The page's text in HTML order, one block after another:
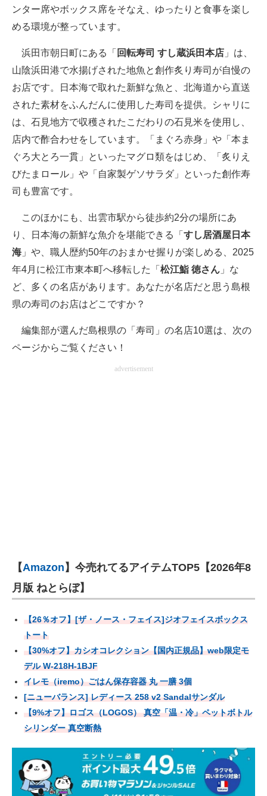
ンター席やボックス席をそなえ、ゆったりと食事を楽し
める環境が整っています。
浜田市朝日町にある「 回転寿司 すし蔵浜田本店 」は、
山陰浜田港で水揚げされた地魚と創作炙り寿司が自慢の
お店です。日本海で取れた新鮮な魚と、北海道から直送
された素材をふんだんに使用した寿司を提供。シャリに
は、石見地方で収穫されたこだわりの石見米を使用し、
店内で酢合わせをしています。「まぐろ赤身」や「本ま
ぐろ大とろ一貫」といったマグロ類をはじめ、「炙りえ
びたまロール」や「自家製ゲソサラダ」といった創作寿
司も豊富です。
このほかにも、出雲市駅から徒歩約2分の場所にあ
り、日本海の新鮮な魚介を堪能できる「 すし居酒屋日本
海 」や、職人歴約50年のおまかせ握りが楽しめる、2025
年4月に松江市東本町へ移転した「 松江鮨 徳さん 」な
ど、多くの名店があります。あなたが名店だと思う島根
県の寿司のお店はどこですか？
編集部が選んだ島根県の「寿司」の名店10選は、次の
ページからご覧ください！
advertisement
【Amazon 】今売れてるアイテムTOP5【2026年8
月版 ねとらぼ】
【26％オフ】[ザ・ノース・フェイス]ジオフェイスボックス
トート
【30%オフ】カシオコレクション【国内正規品】web限定モ
デル W-218H-1BJF
イレモ（iremo）ごはん保存容器 丸 一膳 3個
[ニューバランス] レディース 258 v2 Sandalサンダル
【9%オフ】ロゴス（LOGOS） 真空「温・冷」ペットボトル
シリンダー 真空断熱